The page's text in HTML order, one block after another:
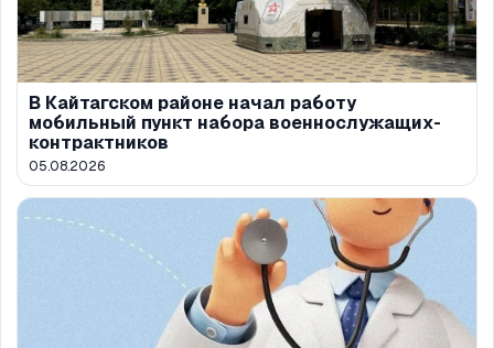
В Кайтагском районе начал работу
мобильный пункт набора военнослужащих-
контрактников
05.08.2026